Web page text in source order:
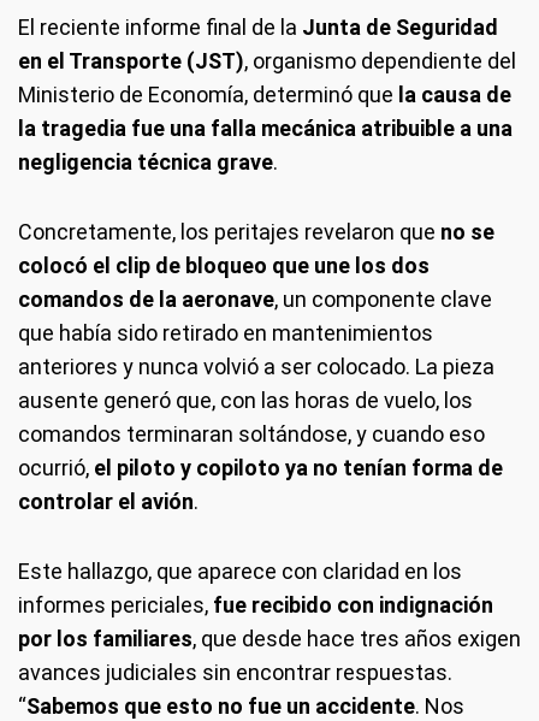
El reciente informe final de la Junta de Seguridad
en el Transporte (JST), organismo dependiente del
Ministerio de Economía, determinó que la causa de
la tragedia fue una falla mecánica atribuible a una
negligencia técnica grave.
Concretamente, los peritajes revelaron que no se
colocó el clip de bloqueo que une los dos
comandos de la aeronave, un componente clave
que había sido retirado en mantenimientos
anteriores y nunca volvió a ser colocado. La pieza
ausente generó que, con las horas de vuelo, los
comandos terminaran soltándose, y cuando eso
ocurrió, el piloto y copiloto ya no tenían forma de
controlar el avión.
Este hallazgo, que aparece con claridad en los
informes periciales, fue recibido con indignación
por los familiares, que desde hace tres años exigen
avances judiciales sin encontrar respuestas.
“Sabemos que esto no fue un accidente. Nos